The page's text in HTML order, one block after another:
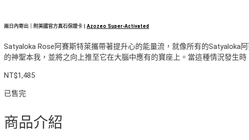
兩日內寄出｜附美國官方真石保證卡 | Azozeo Super-Activated
Satyaloka Rose阿賽斯特萊攜帶著提升心的能量流，就像所有的Satyaloka
的神聖本我，並將之向上推至它在大腦中應有的寶座上。當這種情況發生
NT$1,485
已售完
商品介紹